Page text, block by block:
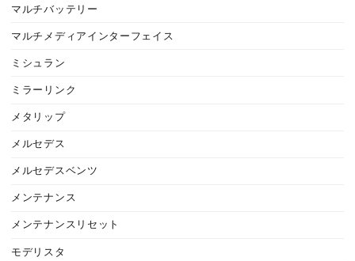
マルチバッテリー
マルチメディアインターフェイス
ミシュラン
ミラーリンク
メタリップ
メルセデス
メルセデスベンツ
メンテナンス
メンテナンスリセット
モデリスタ